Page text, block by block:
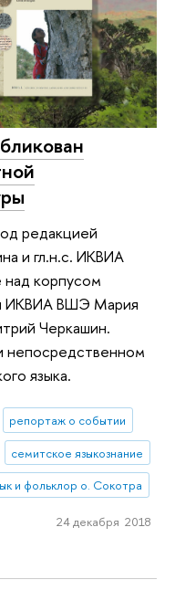
редакцией
и гл.н.с. ИКВИА
корпусом
ИКВИА ВШЭ Мария
Черкашин.
непосредственном
языка.
репортаж о событии
семитское языкознание
и фольклор о. Сокотра
24 декабря 2018